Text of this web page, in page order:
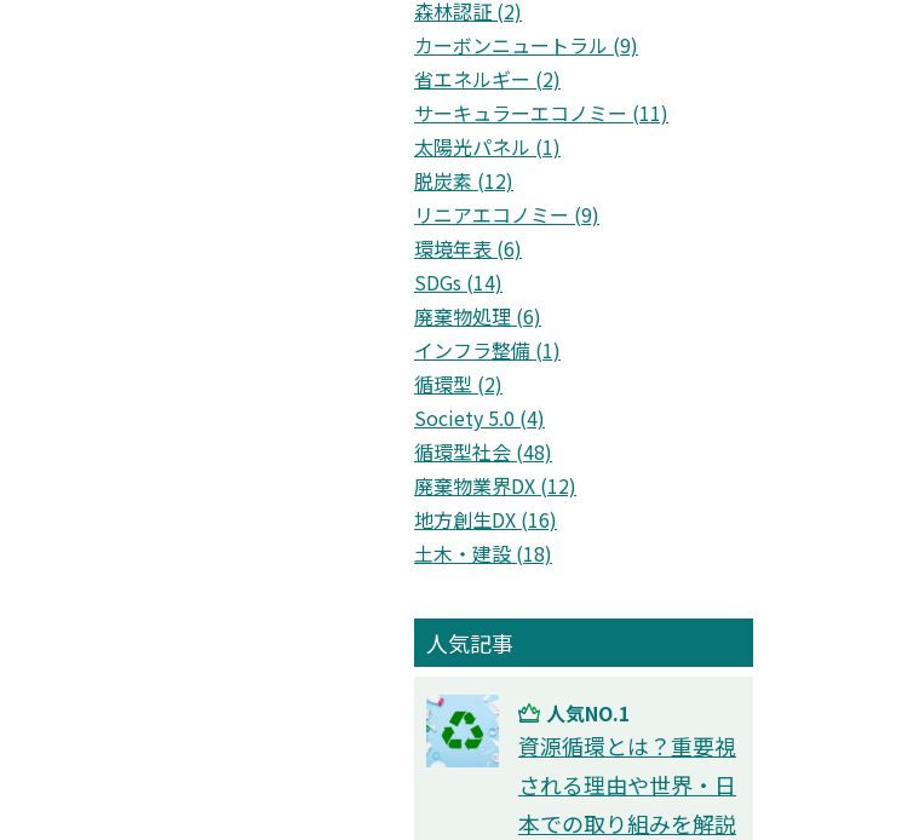
森林認証 (2)
カーボンニュートラル (9)
省エネルギー (2)
サーキュラーエコノミー (11)
太陽光パネル (1)
脱炭素 (12)
リニアエコノミー (9)
環境年表 (6)
SDGs (14)
廃棄物処理 (6)
インフラ整備 (1)
循環型 (2)
Society 5.0 (4)
循環型社会 (48)
廃棄物業界DX (12)
地方創生DX (16)
⼟⽊・建設 (18)
人気記事
人気NO.1
資源循環とは？重要視
される理由や世界・日
本での取り組みを解説